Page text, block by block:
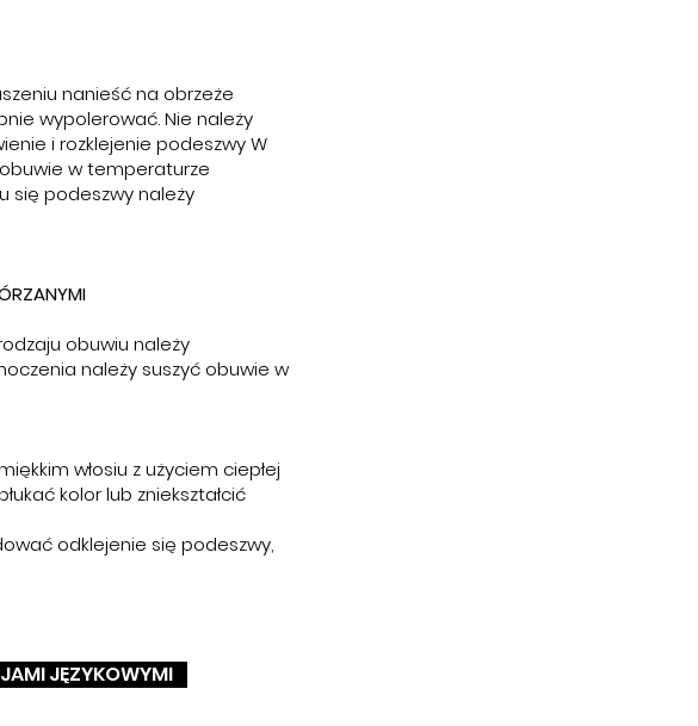
nanieść na obrzeże
wypolerować. Nie należy
i rozklejenie podeszwy W
w temperaturze
się podeszwy należy
obuwiu należy
należy suszyć obuwie w
włosiu z użyciem ciepłej
kolor lub zniekształcić
odklejenie się podeszwy,
JĘZYKOWYMI